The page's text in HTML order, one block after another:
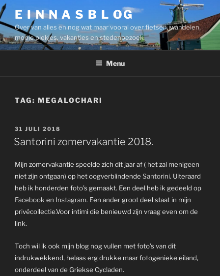
Ga
naar
de
inhoud
E I N N A S B L OG
Over van alles en nog wat maar vooral over fietsen, wandelen,
mooie plekjes, vakanties en stedenbezoek.
Menu
TAG: MEGALOCHARI
GEPLAATST
OP
31 JULI 2018
Santorini zomervakantie 2018.
Mijn zomervakantie speelde zich dit jaar af ( het zal menigeen
niet zijn ontgaan) op het oogverblindendeSantorini. Uiteraard
heb ik honderden foto’s gemaakt. Een deel heb ik gedeeld op
Facebook en Instagram. Een ander groot deel staat in mijn
privécollectie.Voor intimi die benieuwd zijn vraag even om de
link.
Toch wil ik ook mijn blog nog vullen met foto’s van dit
indrukwekkend, helaas erg drukke maar fotogenieke eiland,
onderdeel van de Griekse Cycladen.